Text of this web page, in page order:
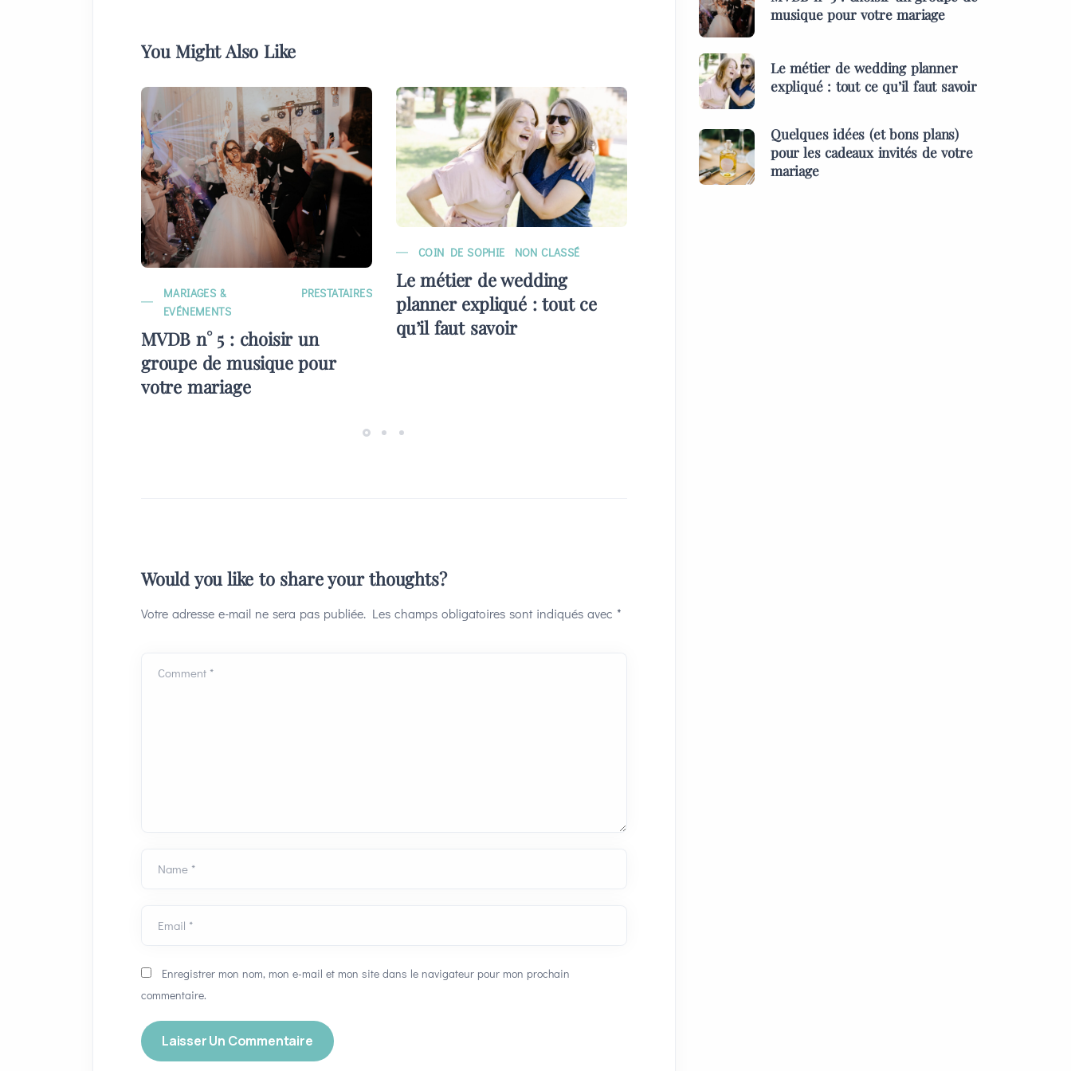
You Might Also Like
MARIAGES &
EVÉNEMENTS
PRESTATAIRES
MVDB n° 5 : choisir un
groupe de musique pour
votre mariage
COIN DE SOPHIE NON CLASSÉ
Le métier de wedding
planner expliqué : tout ce
qu’il faut savoir
Would you like to share your thoughts?
Votre adresse e-mail ne sera pas publiée. Les champs obligatoires sont indiqués avec *
Comment *
Name *
Email *
Enregistrer mon nom, mon e-mail et mon site dans le navigateur pour mon prochain
commentaire.
musique pour votre mariage
Le métier de wedding planner
expliqué : tout ce qu’il faut savoir
Quelques idées (et bons plans)
pour les cadeaux invités de votre
mariage